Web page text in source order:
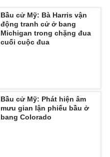
Bầu cử Mỹ: Bà Harris vận
động tranh cử ở bang
Michigan trong chặng đua
cuối cuộc đua
Bầu cử Mỹ: Phát hiện âm
mưu gian lận phiếu bầu ở
bang Colorado